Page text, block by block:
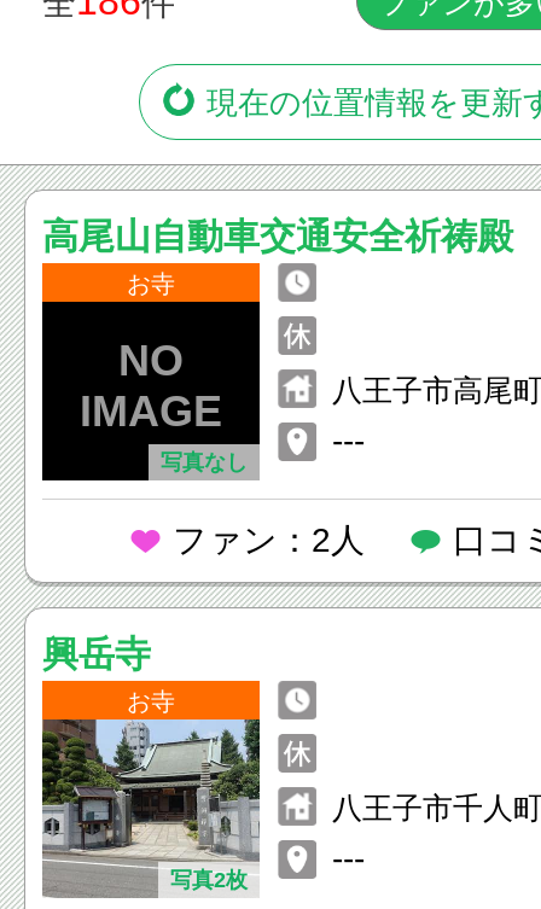
現在の位置情報を更新
高尾山自動車交通安全祈祷殿
お寺
写真なし
八王子市高尾
---
ファン：2人 口コ
興岳寺
お寺
写真2枚
八王子市千人
---